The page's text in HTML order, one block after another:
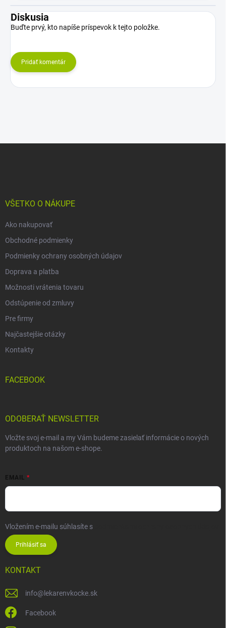
Diskusia
Buďte prvý, kto napíše príspevok k tejto položke.
Pridať komentár
VŠETKO O NÁKUPE
Ako nakupovať
Obchodné podmienky
Podmienky ochrany osobných údajov
Doprava a platba
Možnosti vrátenia tovaru
Odstúpenie od zmluvy
Pre firmy
Najčastejšie otázky
Kontakty
FACEBOOK
ODOBERAŤ NEWSLETTER
Vložte svoj e-mail a my Vám budeme zasielať informácie o nových
produktoch na našom e-shope.
EMAIL
Vložením e-mailu súhlasíte s
Prihlásiť sa
KONTAKT
info@ lekarenvkocke.sk
Facebook